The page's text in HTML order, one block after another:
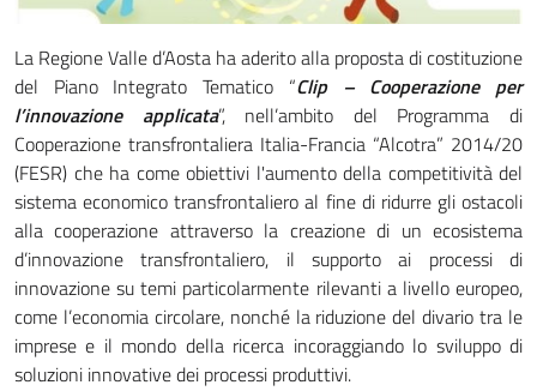
La Regione Valle d’Aosta ha aderito alla proposta di costituzione
del Piano Integrato Tematico “Clip – Cooperazione per
l’innovazione applicata”, nell’ambito del Programma di
Cooperazione transfrontaliera Italia-Francia “Alcotra” 2014/20
(FESR) che ha come obiettivi l'aumento della competitività del
sistema economico transfrontaliero al fine di ridurre gli ostacoli
alla cooperazione attraverso la creazione di un ecosistema
d’innovazione transfrontaliero, il supporto ai processi di
innovazione su temi particolarmente rilevanti a livello europeo,
come l’economia circolare, nonché la riduzione del divario tra le
imprese e il mondo della ricerca incoraggiando lo sviluppo di
soluzioni innovative dei processi produttivi.